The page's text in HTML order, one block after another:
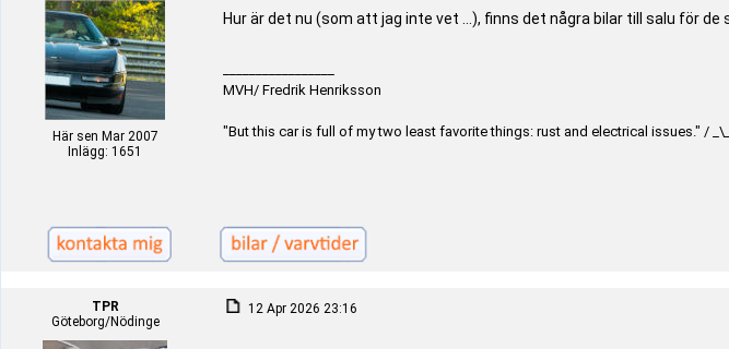
Här sen Mar 2007
Inlägg: 1651
Hur är det nu (som att jag inte vet ...), finns det några bilar till salu för
MVH/ Fredrik Henriksson
"But this car is full of my two least favorite things: rust and electrical issues." /
TPR
Göteborg/Nödinge
12 Apr 2026 23:16